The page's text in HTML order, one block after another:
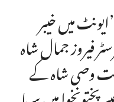
میں خیبر
فیروز جمال شاہ
وصی شاہ کے